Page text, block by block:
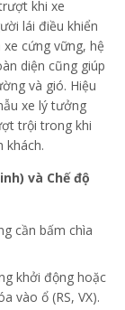
khi xe
lái điều khiển
cứng vững, hệ
diện cũng giúp
và gió. Hiệu
xe lý tưởng
trội trong khi
khách.
và Chế độ
cần bấm chìa
khởi động hoặc
vào ổ (RS, VX).